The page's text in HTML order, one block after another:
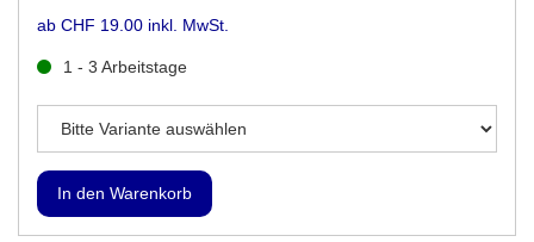
ab CHF 19.00 inkl. MwSt.
1 - 3 Arbeitstage